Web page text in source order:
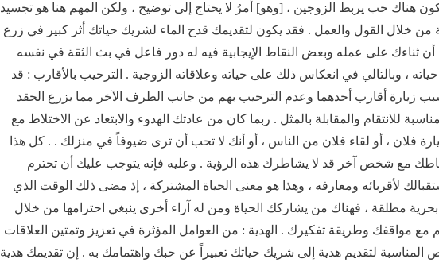
هناك حب يربط الزوجين ، [وهو] أمرُ لا يحتاج إلى توضيح ، ولكن المهم هنا هو تجسيد
من خلال القول والعمل . فقد يكون لتقديمك قدح الماء لشريك حياتك أثر كبير في زرع
أن ثناءك على عمله وبعض النقاط الإيجابية فيه له دور فاعل في بث الثقة في نفسه
، وبالتالي في انعكاس ذلك على حياته وعلاقاته الزوجية . الترحيب بالأقارب : قد
زيارة أقارب أحدهما وعدم الترحيب بهم من جانب الطرف الآخر مما يزرع الحقد
للانتقام والمقابلة بالمثل . ربما كان من عادتك الهدوء والابتعاد عن الاختلاط مع
زيارة فلان ، أو لقاء فلان من الناس ، أو أنك لا تحب أن ترى ضيوفاً في منزلك . . كل هذا
مع شخص آخر قد لا يشاطرك هذه الرؤية . وعليه فإنه يتوجب عليك أن تحترم
لأقربائه ومعارفه ، وهذا هو معنى الحياة المشتركة ، إذ مضى ذلك الوقت الذي
بحرية مطلقة ، فهناك من يشاركك الحياة ومن له آراء أخرى ينبغي احترامها من خلال
مواقفك وطريقة تفكيرك . الهدية : من العوامل المؤثرة في تعزيز وتمتين العلاقات
المناسبة لتقديم هدية إلى شريك حياتك تعبيراً عن حبك واهتمامك به . إن تقديمك هدية